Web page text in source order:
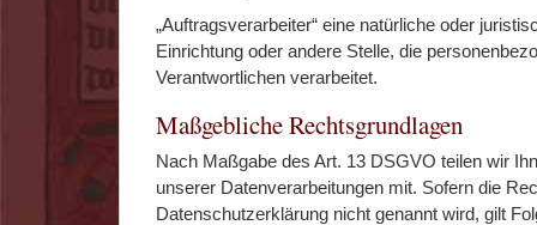
„Auftragsverarbeiter“ eine natürliche oder
Einrichtung oder andere Stelle, die
Verantwortlichen verarbeitet.
Maßgebliche Rechtsgrundlagen
Nach Maßgabe des Art. 13 DSGVO teilen wir
unserer Datenverarbeitungen mit. Sofern die
Datenschutzerklärung nicht genannt wird, gilt